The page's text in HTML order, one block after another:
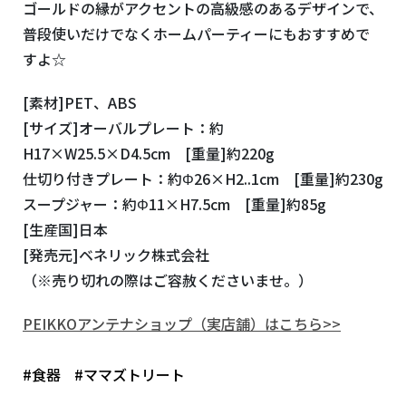
ゴールドの縁がアクセントの高級感のあるデザインで、
普段使いだけでなくホームパーティーにもおすすめで
すよ☆
[素材]PET、ABS
[サイズ]オーバルプレート：約
H17×W25.5×D4.5cm [重量]約220g
仕切り付きプレート：約Φ26×H2..1cm [重量]約230g
スープジャー：約Φ11×H7.5cm [重量]約85g
[生産国]日本
[発売元]ベネリック株式会社
（※売り切れの際はご容赦くださいませ。）
PEIKKOアンテナショップ（実店舗）はこちら>>
#食器 #ママズトリート